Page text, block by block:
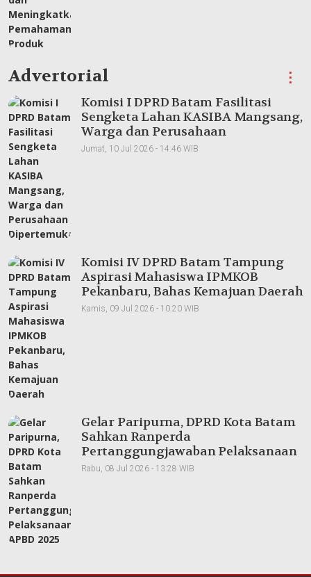
Advertorial ⋮
Komisi I DPRD Batam Fasilitasi
Sengketa Lahan KASIBA Mangsang,
Warga dan Perusahaan
Dipertemukan
Jumat, 10 Jul 2026 - 14:46 WIB
Komisi IV DPRD Batam Tampung
Aspirasi Mahasiswa IPMKOB
Pekanbaru, Bahas Kemajuan Daerah
Kamis, 09 Jul 2026 - 10:20 WIB
Gelar Paripurna, DPRD Kota Batam
Sahkan Ranperda
Pertanggungjawaban Pelaksanaan
APBD 2025
Rabu, 08 Jul 2026 - 13:28 WIB